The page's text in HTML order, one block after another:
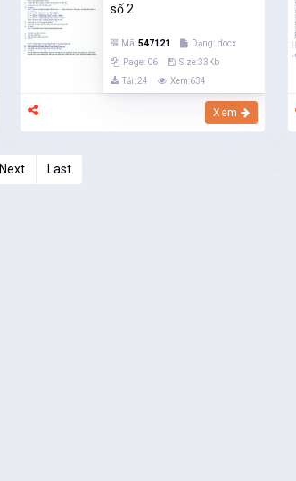
số 2
Mã:547121
Dạng:.docx
Page: 06
Size:33Kb
Tải: 24
Xem:634
Xem
Next Last